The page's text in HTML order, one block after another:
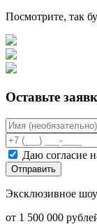
Посмотрите, так
Оставьте
Даю согласие
Отправить
Эксклюзивное
от 1 500 000